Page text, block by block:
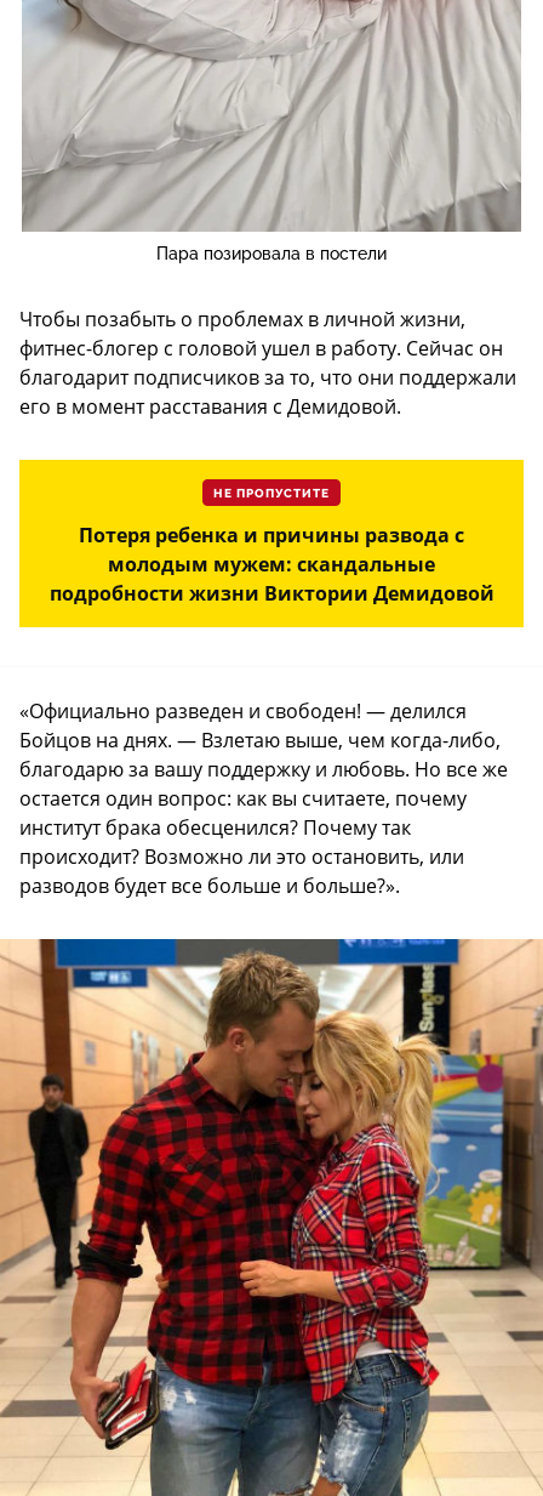
Пара позировала в постели
Чтобы позабыть о проблемах в личной жизни,
фитнес-блогер с головой ушел в работу. Сейчас он
благодарит подписчиков за то, что они поддержали
его в момент расставания с Демидовой.
НЕ ПРОПУСТИТЕ
Потеря ребенка и причины развода с
молодым мужем: скандальные
подробности жизни Виктории Демидовой
«Официально разведен и свободен! — делился
Бойцов на днях. — Взлетаю выше, чем когда-либо,
благодарю за вашу поддержку и любовь. Но все же
остается один вопрос: как вы считаете, почему
институт брака обесценился? Почему так
происходит? Возможно ли это остановить, или
разводов будет все больше и больше?».